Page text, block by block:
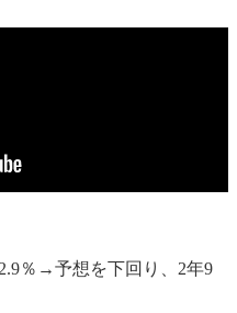
％→予想を下回り、2年9